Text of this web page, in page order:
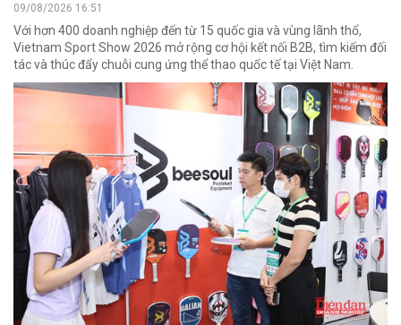
09/08/2026 16:51
Với hơn 400 doanh nghiệp đến từ 15 quốc gia và vùng lãnh thổ,
Vietnam Sport Show 2026 mở rộng cơ hội kết nối B2B, tìm kiếm đối
tác và thúc đẩy chuỗi cung ứng thể thao quốc tế tại Việt Nam.